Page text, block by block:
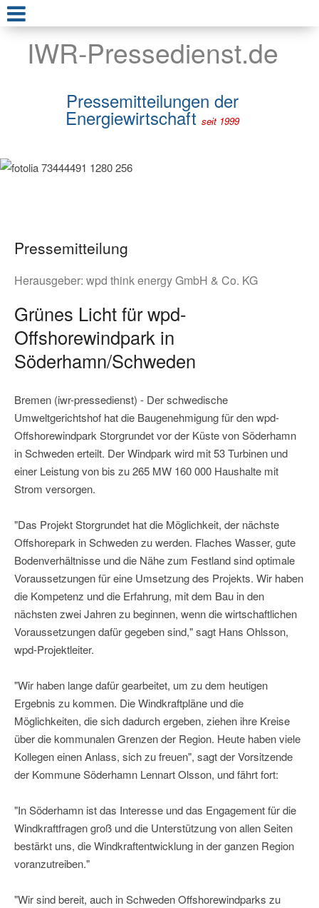
IWR-Pressedienst.de
Pressemitteilungen der
Energiewirtschaft seit 1999
Pressemitteilung
Herausgeber: wpd think energy GmbH & Co. KG
Grünes Licht für wpd-
Offshorewindpark in
Söderhamn/Schweden
Bremen (iwr-pressedienst) - Der schwedische
Umweltgerichtshof hat die Baugenehmigung für den wpd-
Offshorewindpark Storgrundet vor der Küste von Söderhamn
in Schweden erteilt. Der Windpark wird mit 53 Turbinen und
einer Leistung von bis zu 265 MW 160 000 Haushalte mit
Strom versorgen.
"Das Projekt Storgrundet hat die Möglichkeit, der nächste
Offshorepark in Schweden zu werden. Flaches Wasser, gute
Bodenverhältnisse und die Nähe zum Festland sind optimale
Voraussetzungen für eine Umsetzung des Projekts. Wir haben
die Kompetenz und die Erfahrung, mit dem Bau in den
nächsten zwei Jahren zu beginnen, wenn die wirtschaftlichen
Voraussetzungen dafür gegeben sind," sagt Hans Ohlsson,
wpd-Projektleiter.
"Wir haben lange dafür gearbeitet, um zu dem heutigen
Ergebnis zu kommen. Die Windkraftpläne und die
Möglichkeiten, die sich dadurch ergeben, ziehen ihre Kreise
über die kommunalen Grenzen der Region. Heute haben viele
Kollegen einen Anlass, sich zu freuen", sagt der Vorsitzende
der Kommune Söderhamn Lennart Olsson, und fährt fort:
"In Söderhamn ist das Interesse und das Engagement für die
Windkraftfragen groß und die Unterstützung von allen Seiten
bestärkt uns, die Windkraftentwicklung in der ganzen Region
voranzutreiben."
"Wir sind bereit, auch in Schweden Offshorewindparks zu